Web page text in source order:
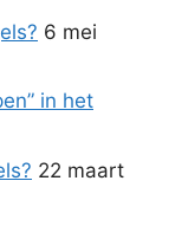
6 mei
in het
22 maart